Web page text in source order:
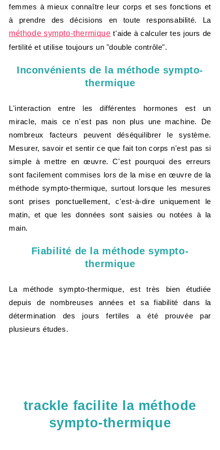
femmes à mieux connaître leur corps et ses fonctions et
à prendre des décisions en toute responsabilité. La
méthode sympto-thermique t'aide à calculer tes jours de
fertilité et utilise toujours un "double contrôle".
Inconvénients de la méthode sympto-
thermique
L'interaction entre les différentes hormones est un
miracle, mais ce n'est pas non plus une machine. De
nombreux facteurs peuvent déséquilibrer le système.
Mesurer, savoir et sentir ce que fait ton corps n'est pas si
simple à mettre en œuvre. C'est pourquoi des erreurs
sont facilement commises lors de la mise en œuvre de la
méthode sympto-thermique, surtout lorsque les mesures
sont prises ponctuellement, c'est-à-dire uniquement le
matin, et que les données sont saisies ou notées à la
main.
Fiabilité de la méthode sympto-
thermique
La méthode sympto-thermique, est très bien étudiée
depuis de nombreuses années et sa fiabilité dans la
détermination des jours fertiles a été prouvée par
plusieurs études.
trackle facilite la méthode
sympto-thermique